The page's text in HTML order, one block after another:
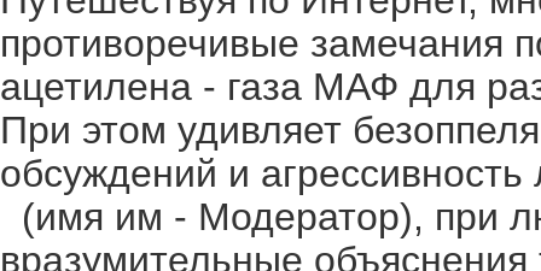
противоречивые замечания
ацетилена - газа МАФ для
При этом удивляет
обсуждений и
(имя им - Модератор), при
вразумительные